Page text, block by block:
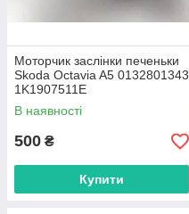
Моторчик заслінки печеньки
Skoda Octavia A5 0132801343
1K1907511E
В наявності
500 ₴
Купити